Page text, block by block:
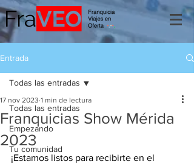
Entrada
Todas las entradas
Empezando
Tu comunidad
Todas las entradas
Franquicias Show Mérida
2023
17 nov 2023 1 min de lectura
¡Estamos listos para recibirte en el